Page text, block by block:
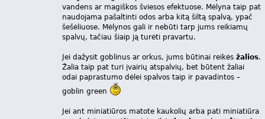
vandens ar magiškos šviesos efektuose. Mėlyna taip pat
naudojama pašaltinti odos arba kitą šiltą spalvą, ypač
šešėliuose. Mėlynos gali ir nebūti tarp jums reikiamų
spalvų, tačiau šiaip ją turėti pravartu.
Jei dažysit goblinus ar orkus, jums būtinai reikės žalios.
Žalia taip pat turi įvairių atspalvių, bet būtent žaliai
odai paprastumo dėlei spalvos taip ir pavadintos –
goblin green
Jei ant miniatiūros matote kaukolių arba pati miniatiūra